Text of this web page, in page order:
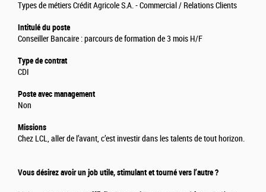
Types de métiers Crédit Agricole S.A. - Commercial / Relations Clients
Intitulé du poste
Conseiller Bancaire : parcours de formation de 3 mois H/F
Type de contrat
CDI
Poste avec management
Non
Missions
Chez LCL, aller de l’avant, c’est investir dans les talents de tout horizon.
Vous désirez avoir un job utile, stimulant et tourné vers l’autre ?